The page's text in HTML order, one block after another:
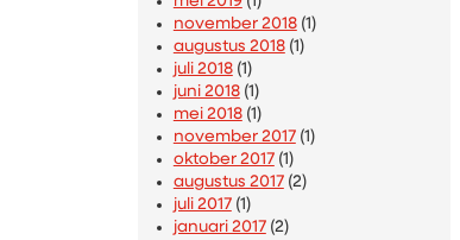
november 2018(1)
augustus 2018(1)
juli 2018(1)
juni 2018(1)
mei 2018(1)
november 2017(1)
oktober 2017(1)
augustus 2017(2)
juli 2017(1)
januari 2017(2)